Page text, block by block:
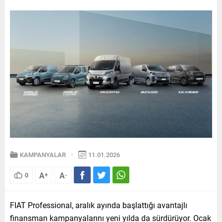
KAMPANYALAR 11.01.2026
0 A+ A-
FIAT Professional, aralık ayında başlattığı avantajlı
finansman kampanyalarını yeni yılda da sürdürüyor. Ocak